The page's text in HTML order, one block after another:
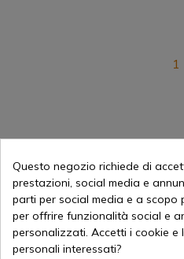
1
Vendita
Questo negozio richiede di
prestazioni, social media e
parti per social media e a
per offrire funzionalità social e
personalizzati. Accetti i cookie
personali interessati?